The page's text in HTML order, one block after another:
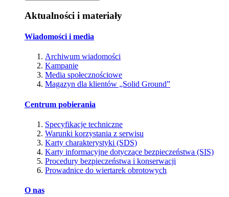
Aktualności i materiały
Wiadomości i media
Archiwum wiadomości
Kampanie
Media społecznościowe
Magazyn dla klientów „Solid Ground”
Centrum pobierania
Specyfikacje techniczne
Warunki korzystania z serwisu
Karty charakterystyki (SDS)
Karty informacyjne dotyczące bezpieczeństwa (SIS)
Procedury bezpieczeństwa i konserwacji
Prowadnice do wiertarek obrotowych
O nas